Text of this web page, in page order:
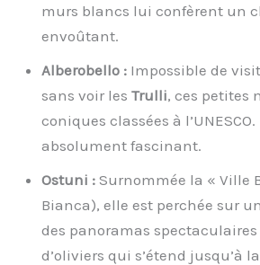
murs blancs lui confèrent un
envoûtant.
Alberobello : Impossible de
sans voir lesTrulli, ces petites
coniques classées à
absolument fascinant.
Ostuni : Surnommée la « Ville
Bianca), elle est perchée sur
des panoramas
d’oliviers qui s’étend jusqu’à